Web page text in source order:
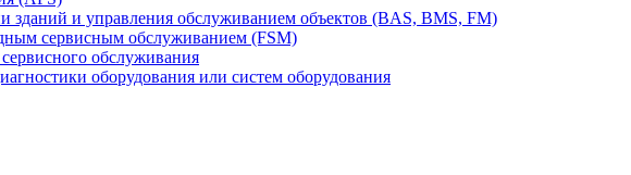
зданий и управления обслуживанием объектов (BAS, BMS, FM)
сервисным обслуживанием (FSM)
обслуживания
оборудования или систем оборудования